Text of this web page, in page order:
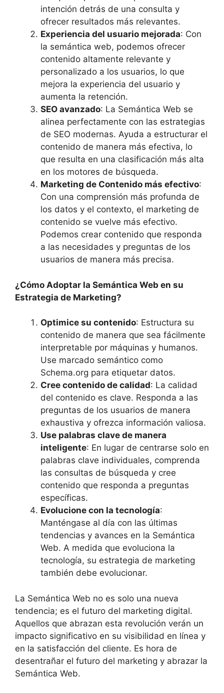
intención detrás de una consulta y
ofrecer resultados más relevantes.
Experiencia del usuario mejorada: Con
la semántica web, podemos ofrecer
contenido altamente relevante y
personalizado a los usuarios, lo que
mejora la experiencia del usuario y
aumenta la retención.
SEO avanzado: La Semántica Web se
alinea perfectamente con las estrategias
de SEO modernas. Ayuda a estructurar el
contenido de manera más efectiva, lo
que resulta en una clasificación más alta
en los motores de búsqueda.
Marketing de Contenido más efectivo:
Con una comprensión más profunda de
los datos y el contexto, el marketing de
contenido se vuelve más efectivo.
Podemos crear contenido que responda
a las necesidades y preguntas de los
usuarios de manera más precisa.
¿Cómo Adoptar la Semántica Web en su
Estrategia de Marketing?
Optimice su contenido: Estructura su
contenido de manera que sea fácilmente
interpretable por máquinas y humanos.
Use marcado semántico como
Schema.org para etiquetar datos.
Cree contenido de calidad: La calidad
del contenido es clave. Responda a las
preguntas de los usuarios de manera
exhaustiva y ofrezca información valiosa.
Use palabras clave de manera
inteligente: En lugar de centrarse solo en
palabras clave individuales, comprenda
las consultas de búsqueda y cree
contenido que responda a preguntas
específicas.
Evolucione con la tecnología:
Manténgase al día con las últimas
tendencias y avances en la Semántica
Web. A medida que evoluciona la
tecnología, su estrategia de marketing
también debe evolucionar.
La Semántica Web no es solo una nueva
tendencia; es el futuro del marketing digital.
Aquellos que abrazan esta revolución verán un
impacto significativo en su visibilidad en línea y
en la satisfacción del cliente. Es hora de
desentrañar el futuro del marketing y abrazar la
Semántica Web.